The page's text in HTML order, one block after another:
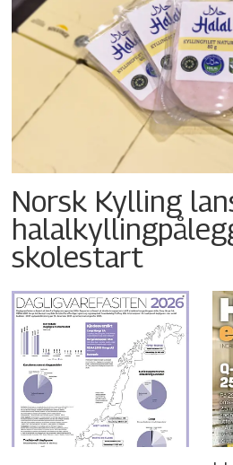
Norsk Kylling
skolestart